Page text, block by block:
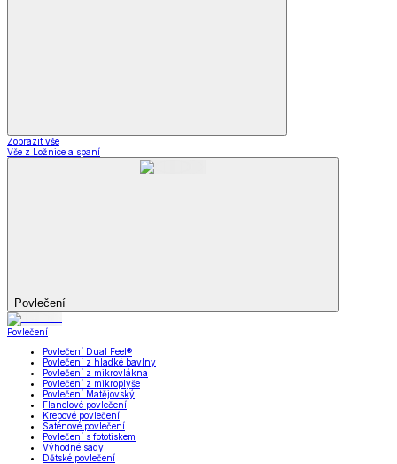
Zobrazit vše
Vše z Ložnice a spaní
Povlečení
Povlečení
Povlečení Dual Feel®
Povlečení z hladké bavlny
Povlečení z mikrovlákna
Povlečení z mikroplyše
Povlečení Matějovský
Flanelové povlečení
Krepové povlečení
Saténové povlečení
Povlečení s fototiskem
Výhodné sady
Dětské povlečení